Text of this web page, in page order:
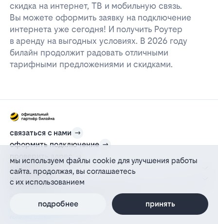
скидка на интернет, ТВ и мобильную связь.
Вы можете оформить заявку на подключение
интернета уже сегодня! И получить Роутер
в аренду на выгодных условиях. В 2026 году
билайн продолжит радовать отличными
тарифными предложениями и скидками.
связаться с нами
оформить подключение
проверить адрес
для дома
информация
действующий на основании агентского договора
политика персональных данных
политика конфиденциальности
мы используем файлы cookie для улучшения работы
сайта. продолжая, вы соглашаетесь
с их использованием
подробнее принять